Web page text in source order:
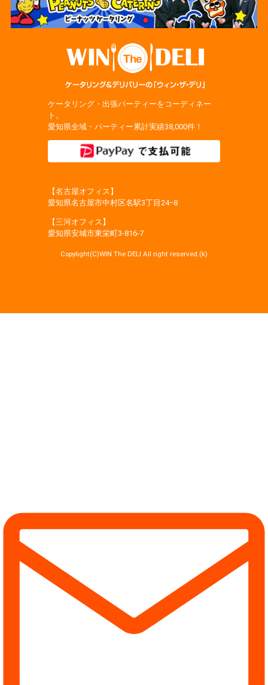
ケータリング・出張パーティーをコーディネー
ト。
愛知県全域・パーティー累計実績38,000件！
【名古屋オフィス】
愛知県名古屋市中村区名駅3丁目24−8
【三河オフィス】
愛知県安城市東栄町3‐816‐7
Copylight(C)WIN The DELI All right reserved.(k)